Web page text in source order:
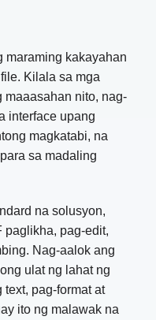
maraming kakayahan
Kilala sa mga
maaasahan nito, nag-
interface upang
magkatabi, na
sa madaling
na solusyon,
paglikha, pag-edit,
Nag-aalok ang
ulat ng lahat ng
pag-format at
ito ng malawak na